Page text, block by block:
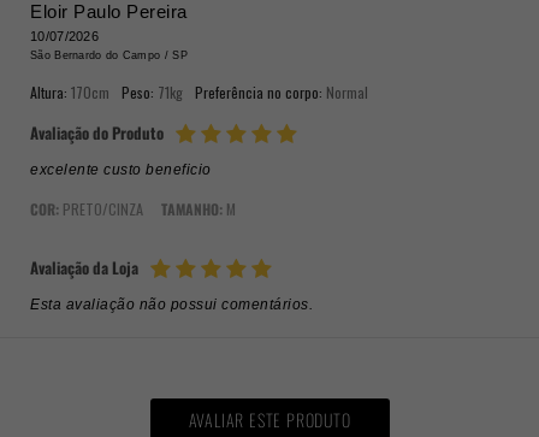
Eloir Paulo Pereira
10/07/2026
São Bernardo do Campo /SP
Altura: 170cm Peso: 71kg Preferência no corpo: Normal
Avaliação do Produto
excelente custo beneficio
COR: PRETO/CINZA TAMANHO: M
Avaliação da Loja
Esta avaliação não possui comentários.
AVALIAR ESTE PRODUTO